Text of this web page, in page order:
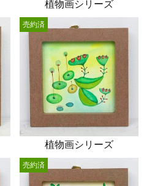
植物画シリーズ
植物画シリーズ
売約済
売約済